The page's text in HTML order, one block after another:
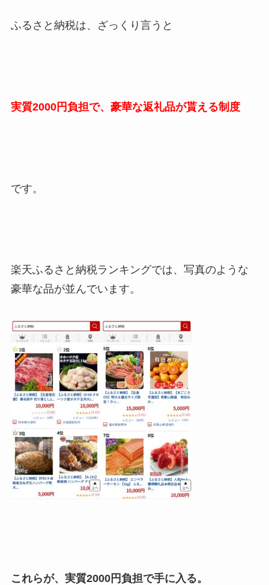
ふるさと納税は、ざっくり言うと
実質2000円負担で、豪華な返礼品が貰える制度
です。
楽天ふるさと納税ランキングでは、写真のような
豪華な品が並んでいます。
これらが、実質2000円負担で手に入る。